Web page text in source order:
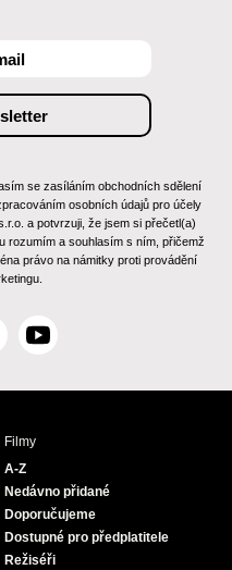
se zasíláním obchodních sdělení
osobních údajů pro účely
a potvrzuji, že jsem si přečetl(a)
rozumím a souhlasím s ním, přičemž
právo na námitky proti provádění
Y
u
Filmy
A-Z
Nedávno přidané
Doporučujeme
Dostupné pro předplatitele
Režiséři